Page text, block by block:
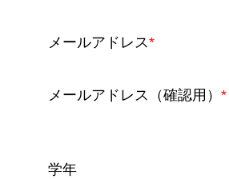
メールアドレス*
メールアドレス（確認用） *
学年